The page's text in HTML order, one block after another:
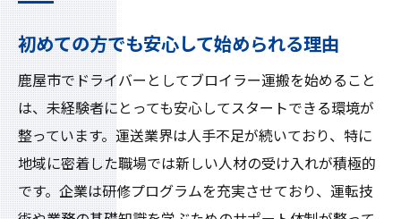
ライバー
収入を最大化するための秘訣
鹿屋市で需要の高い職種とは
ブロイラー運搬の具体的な仕事内容
未経験者でも高収入が可能な理由
地域密着型の働き方の利点
鹿屋市でのキャリアアップ事例
初めての方でも安心して始められる理由
鹿屋市でドライバーとしてブロイラー運搬を始めること
は、未経験者にとっても安心してスタートできる環境が
整っています。運送業界は人手不足が続いており、特に
地域に密着した職場では新しい人材の受け入れが積極的
です。企業は研修プログラムを充実させており、運転技